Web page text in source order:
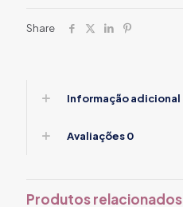
Share
Informação adicional
Avaliações0
Produtos relacionados